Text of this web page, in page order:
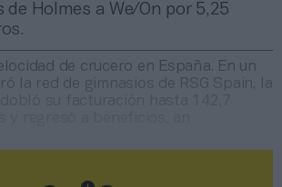
de Holmes a We/On por 5,25
de crucero en España. En un
la red de gimnasios de RSG Spain, la